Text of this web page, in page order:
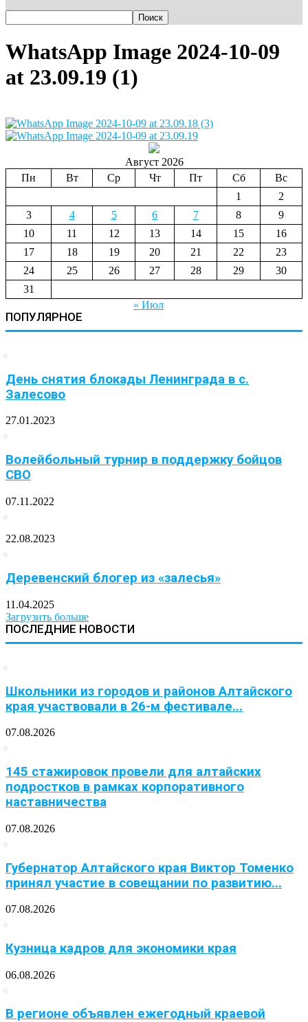
WhatsApp Image 2024-10-09
at 23.09.19 (1)
Август 2026
Пн
Вт Ср Чт Пт Сб
Вс
1
2
3
4 5 6 7 8
9
10
11 12 13 14 15
16
17
18 19 20 21 22
23
24
25 26 27 28 29
30
31
« Июл
ПОПУЛЯРНОЕ
День снятия блокады Ленинграда в с.
Залесово
27.01.2023
Волейбольный турнир в поддержку бойцов
СВО
07.11.2022
22.08.2023
Деревенский блогер из «залесья»
11.04.2025
Загрузить больше
ПОСЛЕДНИЕ НОВОСТИ
Школьники из городов и районов Алтайского
края участвовали в 26-м фестивале...
07.08.2026
145 стажировок провели для алтайских
подростков в рамках корпоративного
наставничества
07.08.2026
Губернатор Алтайского края Виктор Томенко
принял участие в совещании по развитию...
07.08.2026
Кузница кадров для экономики края
06.08.2026
В регионе объявлен ежегодный краевой